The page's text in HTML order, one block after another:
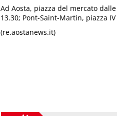
Ad Aosta, piazza del mercato
13.30; Pont-Saint-Martin, piazza
(re.aostanews.it)